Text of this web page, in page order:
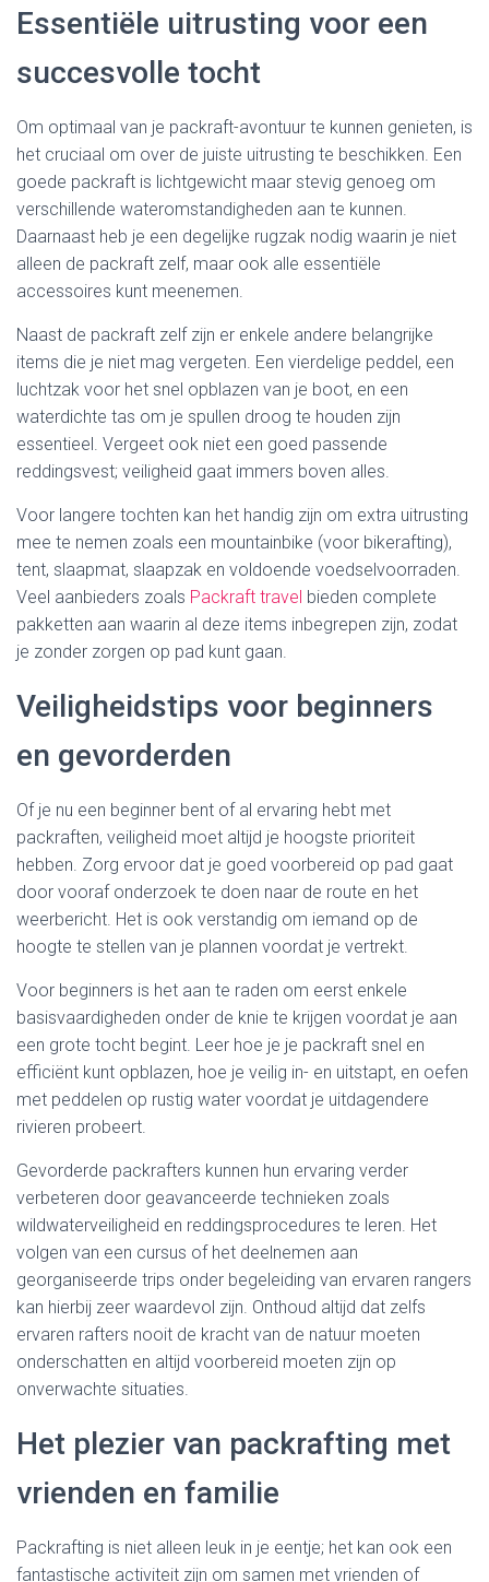
Essentiële uitrusting voor een
succesvolle tocht
Om optimaal van je packraft-avontuur te kunnen genieten, is
het cruciaal om over de juiste uitrusting te beschikken. Een
goede packraft is lichtgewicht maar stevig genoeg om
verschillende wateromstandigheden aan te kunnen.
Daarnaast heb je een degelijke rugzak nodig waarin je niet
alleen de packraft zelf, maar ook alle essentiële
accessoires kunt meenemen.
Naast de packraft zelf zijn er enkele andere belangrijke
items die je niet mag vergeten. Een vierdelige peddel, een
luchtzak voor het snel opblazen van je boot, en een
waterdichte tas om je spullen droog te houden zijn
essentieel. Vergeet ook niet een goed passende
reddingsvest; veiligheid gaat immers boven alles.
Voor langere tochten kan het handig zijn om extra uitrusting
mee te nemen zoals een mountainbike (voor bikerafting),
tent, slaapmat, slaapzak en voldoende voedselvoorraden.
Veel aanbieders zoals Packraft travel bieden complete
pakketten aan waarin al deze items inbegrepen zijn, zodat
je zonder zorgen op pad kunt gaan.
Veiligheidstips voor beginners
en gevorderden
Of je nu een beginner bent of al ervaring hebt met
packraften, veiligheid moet altijd je hoogste prioriteit
hebben. Zorg ervoor dat je goed voorbereid op pad gaat
door vooraf onderzoek te doen naar de route en het
weerbericht. Het is ook verstandig om iemand op de
hoogte te stellen van je plannen voordat je vertrekt.
Voor beginners is het aan te raden om eerst enkele
basisvaardigheden onder de knie te krijgen voordat je aan
een grote tocht begint. Leer hoe je je packraft snel en
efficiënt kunt opblazen, hoe je veilig in- en uitstapt, en oefen
met peddelen op rustig water voordat je uitdagendere
rivieren probeert.
Gevorderde packrafters kunnen hun ervaring verder
verbeteren door geavanceerde technieken zoals
wildwaterveiligheid en reddingsprocedures te leren. Het
volgen van een cursus of het deelnemen aan
georganiseerde trips onder begeleiding van ervaren rangers
kan hierbij zeer waardevol zijn. Onthoud altijd dat zelfs
ervaren rafters nooit de kracht van de natuur moeten
onderschatten en altijd voorbereid moeten zijn op
onverwachte situaties.
Het plezier van packrafting met
vrienden en familie
Packrafting is niet alleen leuk in je eentje; het kan ook een
fantastische activiteit zijn om samen met vrienden of